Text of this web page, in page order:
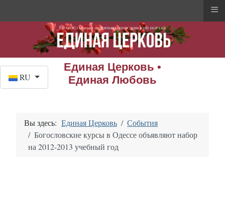
Единая Церковь •
Единая Любовь
RU
Вы здесь: Единая Церковь
События
Богословские курсы в Одессе объявляют набор
на 2012-2013 учебный год
≡